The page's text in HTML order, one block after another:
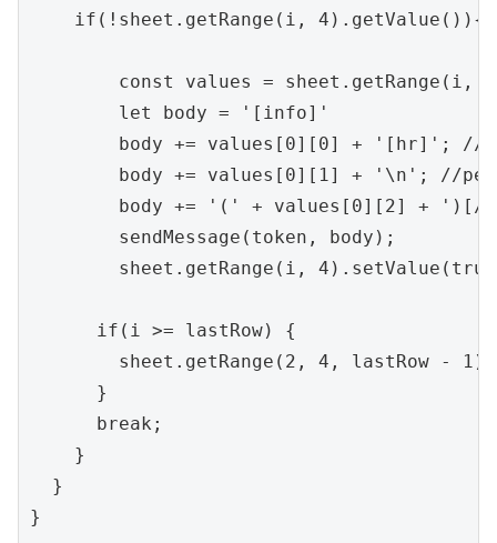
    if(!sheet.getRange(i, 4).getValue()){
const values = sheet.getRange(i,
        let body = '[info]'
body += values[0][0] + '[hr]'; //
body += values[0][1] + '\n'; //
body += '(' + values[0][2] + ')[/
        sendMessage(token, body);
sheet.getRange(i,
      if(i >= lastRow) {
sheet.getRange(2, 4, lastRow -
      }
      break;
    }
  }
}